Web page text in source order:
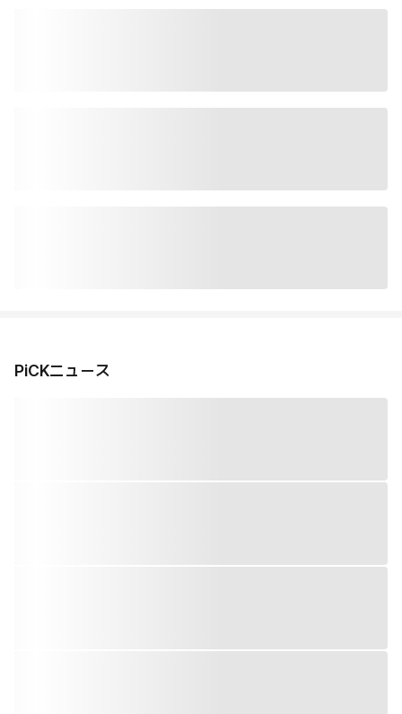
PiCKニュース